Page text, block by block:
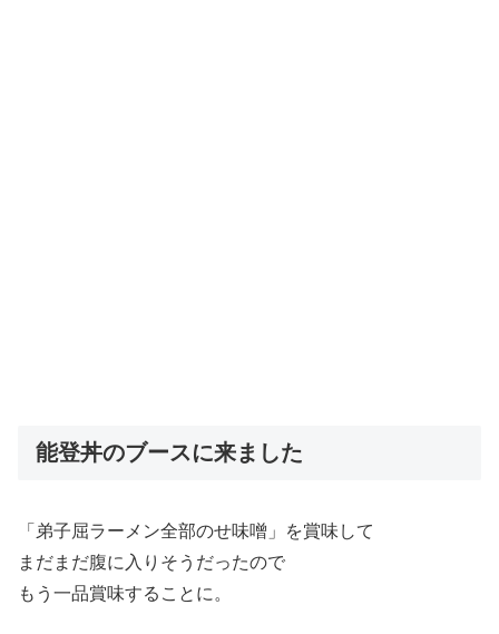
能登丼のブースに来ました
「弟子屈ラーメン全部のせ味噌」を賞味して
まだまだ腹に入りそうだったので
もう一品賞味することに。